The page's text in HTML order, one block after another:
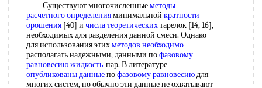
Существуют многочисленныеметоды
расчетного определенияминимальной кратности
орошения [40] и числа теоретическихтарелок [14, 16],
необходимых для разделения данной смеси. Однако
для использования этихметодов необходимо
располагать надежными, данными пофазовому
равновесию жидкость-пар. В литературе
опубликованы данныепофазовому равновесиюдля
многих систем, но обычно эти данные не охватывают